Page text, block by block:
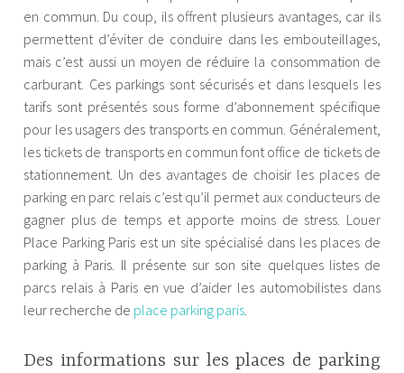
en commun. Du coup, ils offrent plusieurs avantages, car ils
permettent d’éviter de conduire dans les embouteillages,
mais c’est aussi un moyen de réduire la consommation de
carburant. Ces parkings sont sécurisés et dans lesquels les
tarifs sont présentés sous forme d’abonnement spécifique
pour les usagers des transports en commun. Généralement,
les tickets de transports en commun font office de tickets de
stationnement. Un des avantages de choisir les places de
parking en parc relais c’est qu’il permet aux conducteurs de
gagner plus de temps et apporte moins de stress. Louer
Place Parking Paris est un site spécialisé dans les places de
parking à Paris. Il présente sur son site quelques listes de
parcs relais à Paris en vue d’aider les automobilistes dans
leur recherche de place parking paris.
Des informations sur les places de parking